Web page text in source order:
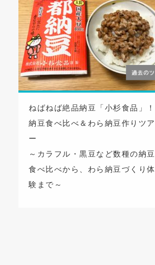
ねばねば絶品納豆「小杉食品」！
納豆食べ比べ＆わら納豆作りツア
ー
～カラフル・黒豆など数種の納豆
食べ比べから、わら納豆づくり体
験まで～